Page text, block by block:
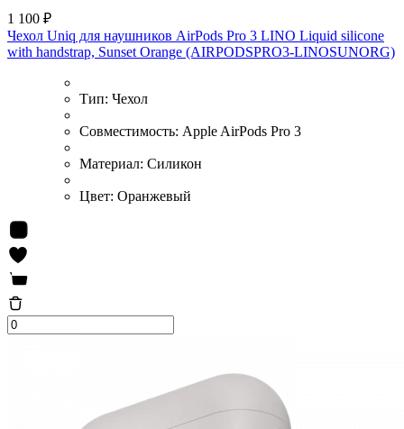
1 100 ₽
Чехол Uniq для наушников AirPods Pro 3 LINO Liquid silicone
with handstrap, Sunset Orange (AIRPODSPRO3-LINOSUNORG)
Тип: Чехол
Совместимость: Apple AirPods Pro 3
Материал: Силикон
Цвет: Оранжевый